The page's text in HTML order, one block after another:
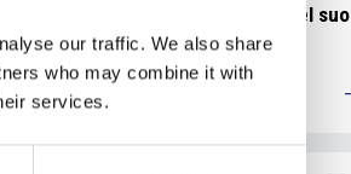
our traffic. We also share
who may combine it with
services.
La Škoda avvia la produzione del suo
SUV Peaq
Repubblica Ceca